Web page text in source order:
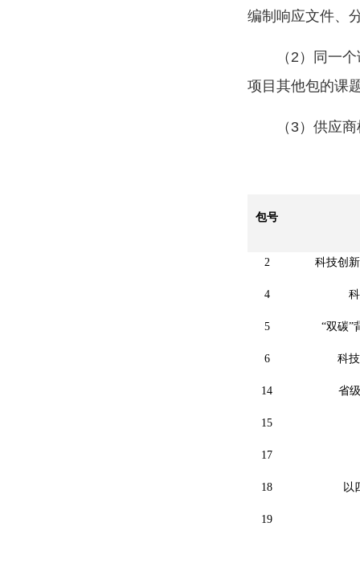
编制响应文件、
（2）同一
项目其他包的课
（3）供应
包号
2 科技创
4
5 “双碳”
6 科
14 省
15
17
18 以
19